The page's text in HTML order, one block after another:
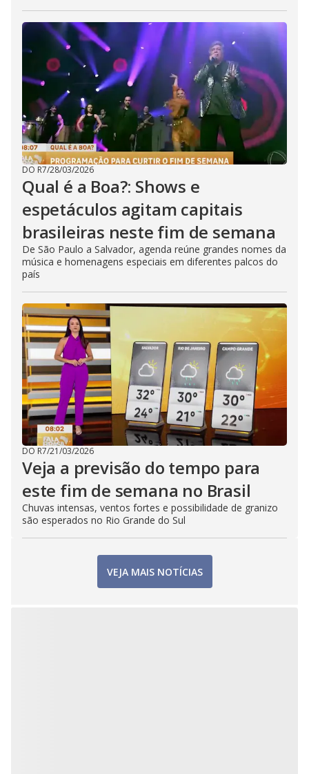
DO R7/28/03/2026
Qual é a Boa?: Shows e
espetáculos agitam capitais
brasileiras neste fim de semana
De São Paulo a Salvador, agenda reúne grandes nomes da
música e homenagens especiais em diferentes palcos do
país
DO R7/21/03/2026
Veja a previsão do tempo para
este fim de semana no Brasil
Chuvas intensas, ventos fortes e possibilidade de granizo
são esperados no Rio Grande do Sul
VEJA MAIS NOTÍCIAS